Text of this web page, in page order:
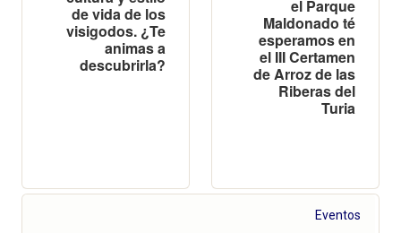
de vida de los
visigodos. ¿Te
animas a
descubrirla?
el Parque
Maldonado té
esperamos en
el III Certamen
de Arroz de las
Riberas del
Turia
Eventos